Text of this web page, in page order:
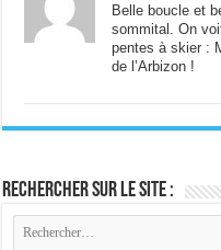
Belle boucle et
sommital. On
pentes à skier :
de l’Arbizon !
Rechercher sur le site :